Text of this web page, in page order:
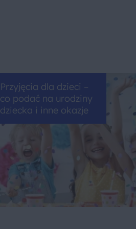
Przyjęcia dla dzieci –
co podać na urodziny
dziecka i inne okazje